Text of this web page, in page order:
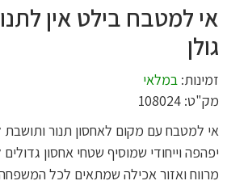
אי למטבח בילט אין
גולן
זמינות: במלאי
מק"ט: 108024
אי למטבח עם מקום לאחסון תנור ותושבת
יפהפה וייחודי שמוסיף שטחי אחסון
מרווח ואזור אכילה שמתאים לכל